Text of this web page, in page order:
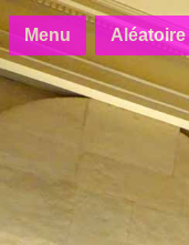
Menu Aléatoire